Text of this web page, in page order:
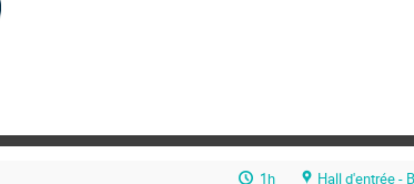
1h Hall d'entrée - Bâtiment